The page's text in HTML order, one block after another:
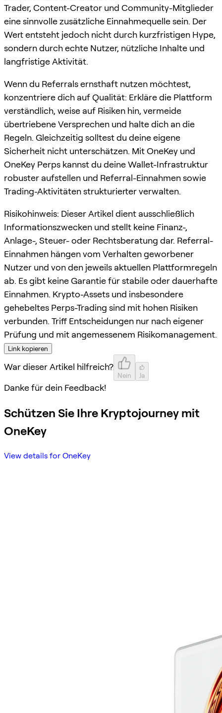
Trader, Content-Creator und Community-Mitglieder
eine sinnvolle zusätzliche Einnahmequelle sein. Der
Wert entsteht jedoch nicht durch kurzfristigen Hype,
sondern durch echte Nutzer, nützliche Inhalte und
langfristige Aktivität.
Wenn du Referrals ernsthaft nutzen möchtest,
konzentriere dich auf Qualität: Erkläre die Plattform
verständlich, weise auf Risiken hin, vermeide
übertriebene Versprechen und halte dich an die
Regeln. Gleichzeitig solltest du deine eigene
Sicherheit nicht unterschätzen. Mit OneKey und
OneKey Perps kannst du deine Wallet-Infrastruktur
robuster aufstellen und Referral-Einnahmen sowie
Trading-Aktivitäten strukturierter verwalten.
Risikohinweis: Dieser Artikel dient ausschließlich
Informationszwecken und stellt keine Finanz-,
Anlage-, Steuer- oder Rechtsberatung dar. Referral-
Einnahmen hängen vom Verhalten geworbener
Nutzer und von den jeweils aktuellen Plattformregeln
ab. Es gibt keine Garantie für stabile oder dauerhafte
Einnahmen. Krypto-Assets und insbesondere
gehebeltes Perps-Trading sind mit hohen Risiken
verbunden. Triff Entscheidungen nur nach eigener
Prüfung und mit angemessenem Risikomanagement.
Link kopieren
War dieser Artikel hilfreich?
Nein Ja
Danke für dein Feedback!
Schützen Sie Ihre Kryptojourney mit
OneKey
View details for OneKey